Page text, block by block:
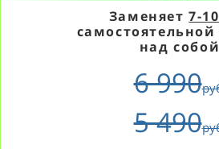
Заменяет7-
над собой
6 990
5 490